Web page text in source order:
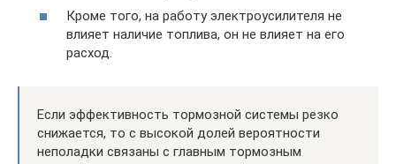
Кроме того, на работу электроусилителя не
влияет наличие топлива, он не влияет на его
расход.
Если эффективность тормозной системы резко
снижается, то с высокой долей вероятности
неполадки связаны с главным тормозным